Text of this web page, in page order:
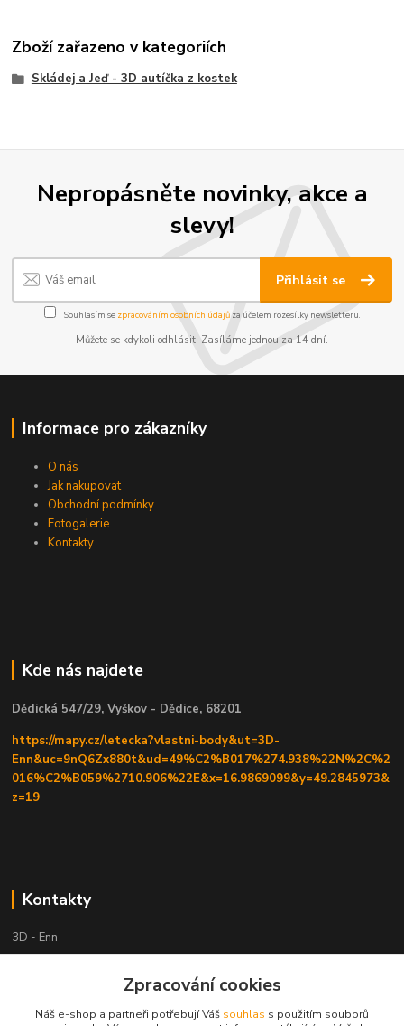
Zboží zařazeno v kategoriích
Skládej a Jeď - 3D autíčka z kostek
Nepropásněte novinky, akce a
slevy!
Přihlásit se
Souhlasím se zpracováním osobních údajůza účelem rozesílky newsletteru.
Můžete se kdykoli odhlásit. Zasíláme jednou za 14 dní.
Informace pro zákazníky
O nás
Jak nakupovat
Obchodní podmínky
Fotogalerie
Kontakty
Kde nás najdete
Dědická 547/29, Vyškov - Dědice, 68201
https://mapy.cz/letecka?vlastni-body&ut=3D-
Enn&uc=9nQ6Zx880t&ud=49%C2%B017%274.938%22N%2C%2
016%C2%B059%2710.906%22E&x=16.9869099&y=49.2845973&
z=19
Kontakty
3D - Enn
+420 605525911Zpracování cookies
Náš e-shop a partneři potřebují Váš souhlas s použitím souborů